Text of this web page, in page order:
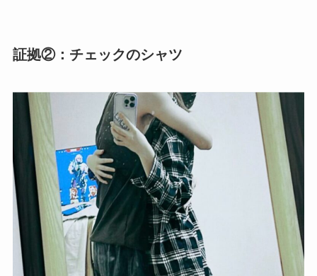
証拠②：チェックのシャツ